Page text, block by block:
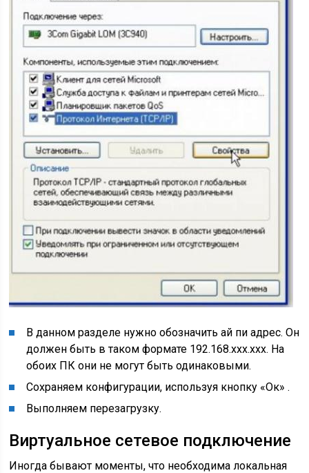
В данном разделе нужно обозначить ай пи адрес. Он
должен быть в таком формате 192.168.ххх.ххх. На
обоих ПК они не могут быть одинаковыми.
Сохраняем конфигурации, используя кнопку «Ок» .
Выполняем перезагрузку.
Виртуальное сетевое подключение
Иногда бывают моменты, что необходима локальная